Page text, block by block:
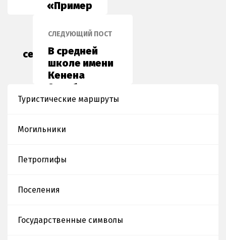
«Пример
бесценное
богатство
сегодняшнего
дня»
СЛЕДУЮЩИЙ ПОСТ
В средней
школе имени
Кенена
Азирбаева
Карасайского
и провела
открытии
рамках
«Тарихқа
Туристические маршруты
Могильники
Петроглифы
Поселения
Государственные символы